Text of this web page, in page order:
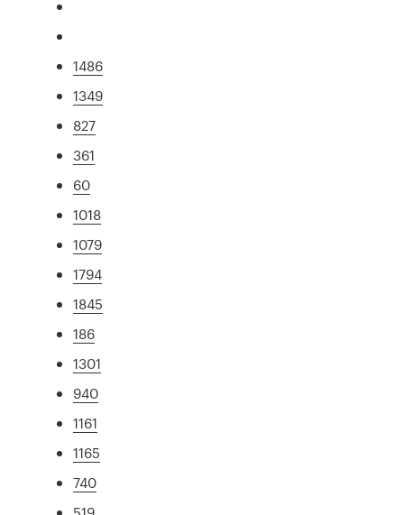
1486
1349
827
361
60
1018
1079
1794
1845
186
1301
940
1161
1165
740